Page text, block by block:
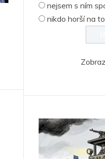
nejsem s ním
nikdo horší na